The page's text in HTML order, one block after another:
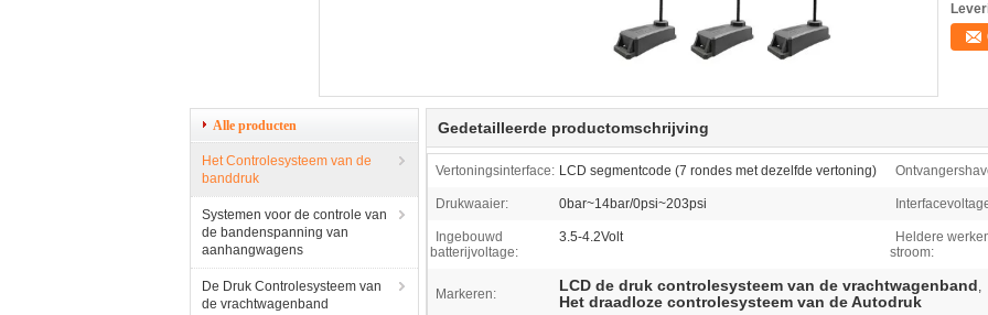
Alle producten
Het Controlesysteem van de
banddruk
Systemen voor de controle van
de bandenspanning van
aanhangwagens
De Druk Controlesysteem van
de vrachtwagenband
Gedetailleerde productomschrijving
Vertoningsinterface: LCD segmentcode (7 rondes met dezelfde vertoning)
Drukwaaier: 0bar~14bar/0psi~203psi
Ingebouwd
batterijvoltage:
3.5-4.2Volt
Heldere
stroom:
Markeren: LCD de druk controlesysteem van de vrachtwagenband,
Het draadloze controlesysteem van de Autodruk